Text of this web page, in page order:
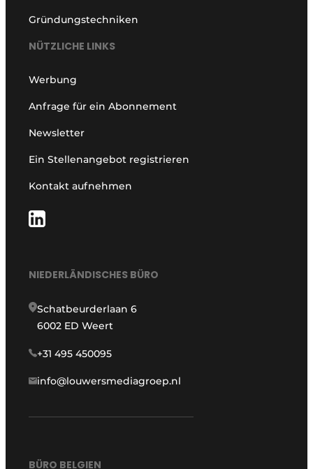
Gründungstechniken
NÜTZLICHE LINKS
Werbung
Anfrage für ein Abonnement
Newsletter
Ein Stellenangebot registrieren
Kontakt aufnehmen
NIEDERLÄNDISCHES BÜRO
Schatbeurderlaan 6
6002 ED Weert
+31 495 450095
info@louwersmediagroep.nl
BÜRO BELGIEN